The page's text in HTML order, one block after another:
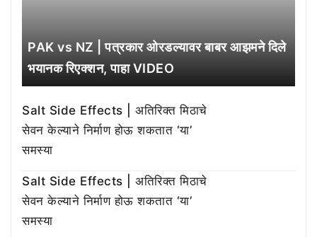
PAK vs NZ | पत्रकार ओरडल्यावर बाबर आझमने दिले
भयानक रिएक्शन, पाहा VIDEO
Salt Side Effects | अतिरिक्त मिठाचे
सेवन केल्याने निर्माण होऊ शकतात ‘या’
समस्या
Salt Side Effects | अतिरिक्त मिठाचे
सेवन केल्याने निर्माण होऊ शकतात ‘या’
समस्या